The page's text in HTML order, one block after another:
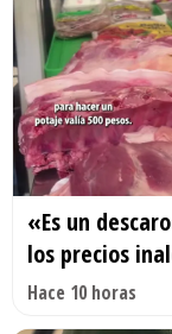
«Es un
los precios
Hace 10 horas